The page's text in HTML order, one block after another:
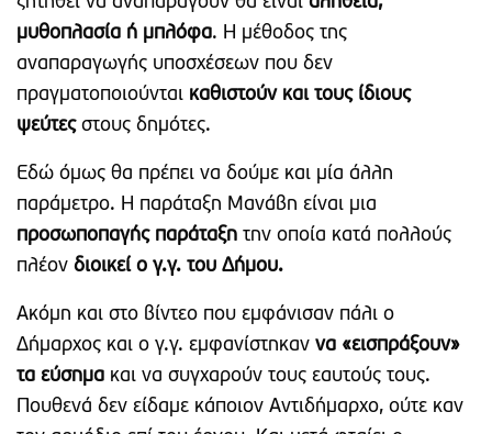
μυθοπλασία ή μπλόφα. Η μέθοδος της
αναπαραγωγής υποσχέσεων που δεν
πραγματοποιούνται καθιστούν και τους ίδιους
ψεύτεςστους δημότες.
Εδώ όμως θα πρέπει να δούμε και μία άλλη
παράμετρο. Η παράταξη Μανάβη είναι μια
προσωποπαγής παράταξη την οποία κατά πολλούς
πλέονδιοικεί ο γ.γ. του Δήμου.
Ακόμη και στο βίντεο που εμφάνισαν πάλι ο
Δήμαρχος και ο γ.γ. εμφανίστηκαννα «εισπράξουν»
τα εύσημα και να συγχαρούν τους εαυτούς τους.
Πουθενά δεν είδαμε κάποιον Αντιδήμαρχο, ούτε καν